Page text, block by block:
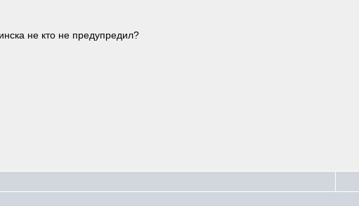
не кто не предупредил?